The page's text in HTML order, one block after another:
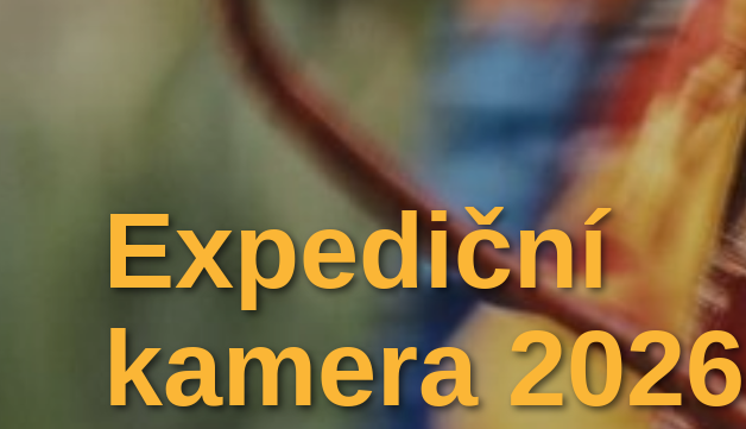
Expediční
kamera 2026